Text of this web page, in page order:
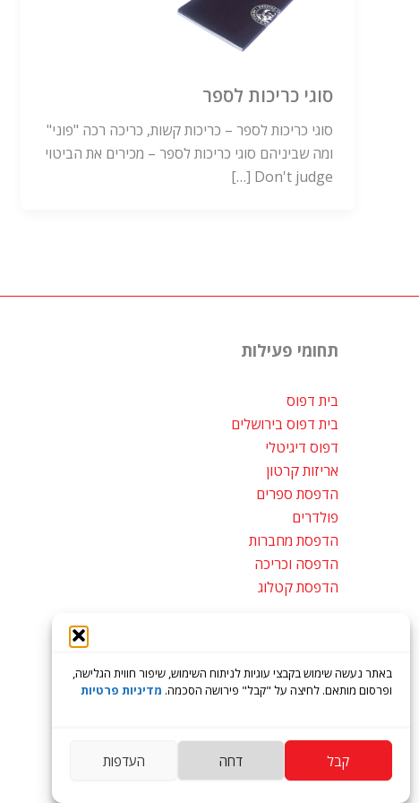
באתר נעשה שימוש בקבצי עוגיות לניתוח השימוש, שיפור חווית הגלישה,
ופרסום מותאם. לחיצה על "קבל" פירושה הסכמה. מדיניות פרטיות
קבל דחה העדפות
סוגי כריכות לספר
סוגי כריכות לספר – כריכות קשות, כריכה רכה "פוני"
ומה שביניהם סוגי כריכות לספר – מכירים את הביטוי
Don't judge […]
תחומי פעילות
בית דפוס
בית דפוס בירושלים
דפוס דיגיטלי
אריזות קרטון
הדפסת ספרים
פולדרים
הדפסת מחברות
הדפסה וכריכה
הדפסת קטלוג